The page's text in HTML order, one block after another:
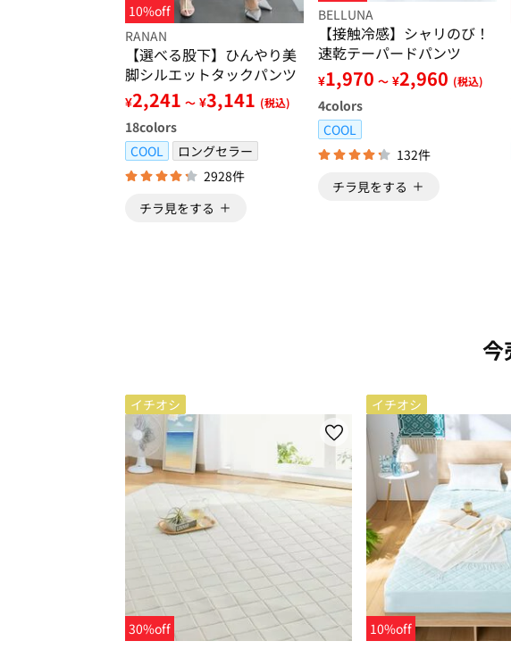
10%off
RANAN
【選べる股下】ひんやり美
脚シルエットタックパンツ
¥2,241 ～ ¥3,141 (税込)
18colors
COOL
ロングセラー
2928件
チラ見をする
BELLUNA
【接触冷感】シャリのび！
速乾テーパードパンツ
¥1,970 ～ ¥2,960 (税込)
4colors
COOL
132件
チラ見をする
今
イチオシ
30%off
イチオシ
10%off